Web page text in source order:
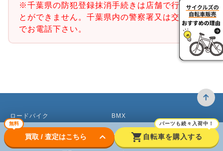
※千葉県の防犯登録抹消手続きは店舗で行うこ
とができません。千葉県内の警察署又は交番ま
でお電話下さい。
無料
買取 / 査定はこちら keyboard_arrow_down shopping_cart
パーツも続々入荷中！
自転車を購入する
ロードバイク
クロスバイク買取
BMX
ピストバイク